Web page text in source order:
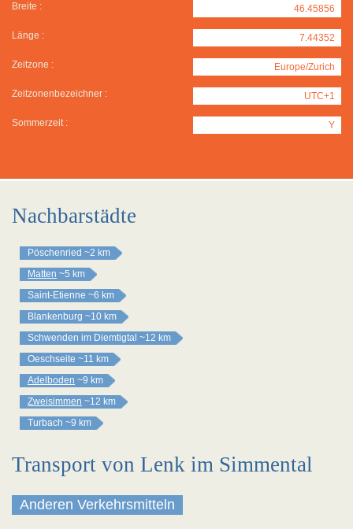
Breite : 46.45856
Länge : 7.44352
Zeitzone : Europe/Zurich
Zeitzonenbezeichner : UTC+1
Sommerzeit : Y
Nachbarstädte
Pöschenried ~2 km
Matten ~5 km
Saint-Etienne ~6 km
Blankenburg ~10 km
Schwenden im Diemtigtal ~12 km
Oeschseite ~11 km
Adelboden ~9 km
Zweisimmen ~12 km
Turbach ~9 km
Transport von Lenk im Simmental
Anderen Verkehrsmitteln